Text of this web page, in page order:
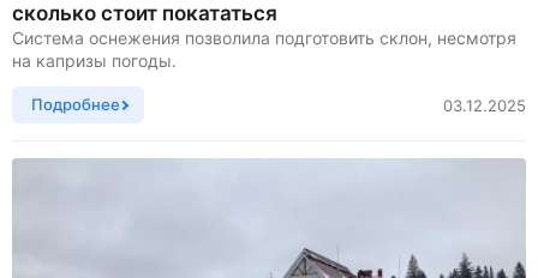
сколько стоит покататься
Система оснежения позволила подготовить склон, несмотря
на капризы погоды.
Подробнее 03.12.2025